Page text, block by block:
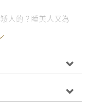
人的？睡美人又為
來看看有趣的童話
，搭配全彩插圖，
輕鬆自我閱讀故